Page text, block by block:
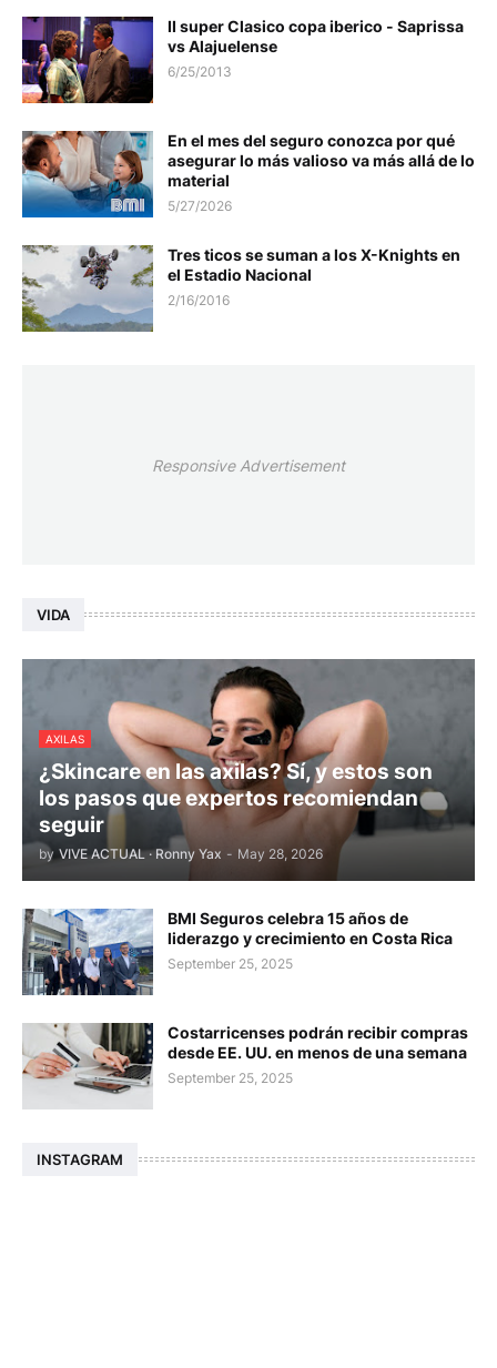
II super Clasico copa iberico - Saprissa
vs Alajuelense
6/25/2013
En el mes del seguro conozca por qué
asegurar lo más valioso va más allá de lo
material
5/27/2026
Tres ticos se suman a los X-Knights en
el Estadio Nacional
2/16/2016
Responsive Advertisement
VIDA
AXILAS
¿Skincare en las axilas? Sí, y estos son
los pasos que expertos recomiendan
seguir
by VIVE ACTUAL · Ronny Yax - May 28, 2026
BMI Seguros celebra 15 años de
liderazgo y crecimiento en Costa Rica
September 25, 2025
Costarricenses podrán recibir compras
desde EE. UU. en menos de una semana
September 25, 2025
INSTAGRAM